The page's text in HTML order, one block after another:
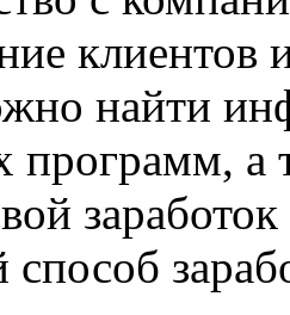
найти
программ, а